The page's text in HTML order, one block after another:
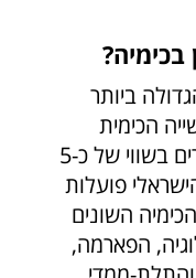
ביותר
הכימית
ותעשיית התרופות מייצרות מוצרים בשווי של כ-5
פועלות
השונים
הפארמה,